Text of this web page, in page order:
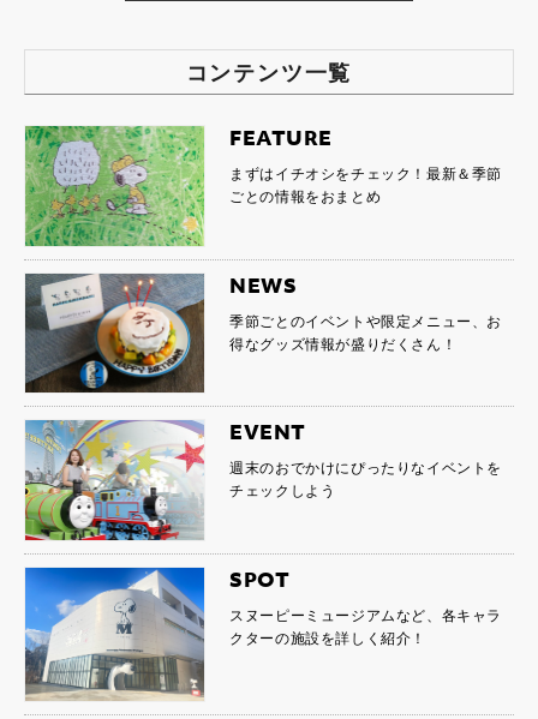
コンテンツ一覧
FEATURE
まずはイチオシをチェック！最新＆季節
ごとの情報をおまとめ
NEWS
季節ごとのイベントや限定メニュー、お
得なグッズ情報が盛りだくさん！
EVENT
週末のおでかけにぴったりなイベントを
チェックしよう
SPOT
スヌーピーミュージアムなど、各キャラ
クターの施設を詳しく紹介！